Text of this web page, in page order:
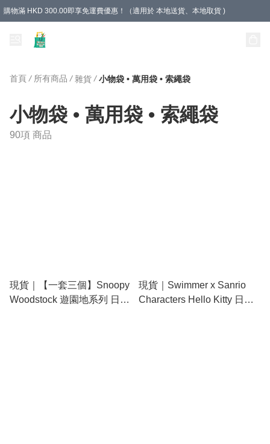
購物滿 HKD 300.00即享免運費優惠！（適用於 本地送貨、本地取貨 )
首頁 / 所有商品 / 雜貨 / 小物袋 • 萬用袋 • 索繩袋
小物袋 • 萬用袋 • 索繩袋
90項 商品
現貨｜【一套三個】Snoopy
Woodstock 遊園地系列 日版
現貨｜Swimmer x Sanrio
Characters Hello Kitty 日版